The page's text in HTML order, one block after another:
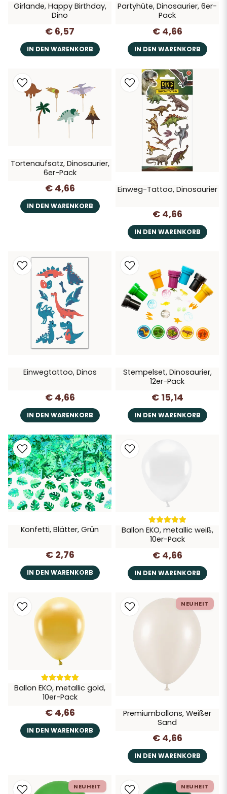
Girlande, Happy Birthday,
Dino
€ 6,57
IN DEN WARENKORB
Partyhüte, Dinosaurier, 6er-
Pack
€ 4,66
IN DEN WARENKORB
Tortenaufsatz, Dinosaurier,
6er-Pack
€ 4,66
IN DEN WARENKORB
Einweg-Tattoo, Dinosaurier
€ 4,66
IN DEN WARENKORB
Einwegtattoo, Dinos
€ 4,66
IN DEN WARENKORB
Stempelset, Dinosaurier,
12er-Pack
€ 15,14
IN DEN WARENKORB
Konfetti, Blätter, Grün
€ 2,76
IN DEN WARENKORB
Ballon EKO, metallic weiß,
10er-Pack
€ 4,66
IN DEN WARENKORB
Ballon EKO, metallic gold,
10er-Pack
€ 4,66
IN DEN WARENKORB
Premiumballons, Weißer
Sand
€ 4,66
IN DEN WARENKORB
NEUHEIT
NEUHEIT NEUHEIT